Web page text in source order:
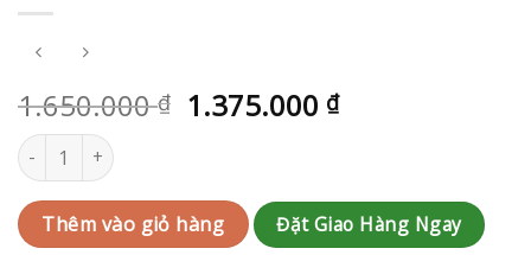
1.650.000₫ 1.375.000 ₫
Hoa tang Quận Thủ Đức | QC-RAK-G146 số lượng
Thêm vào giỏ hàng Đặt Giao Hàng Ngay